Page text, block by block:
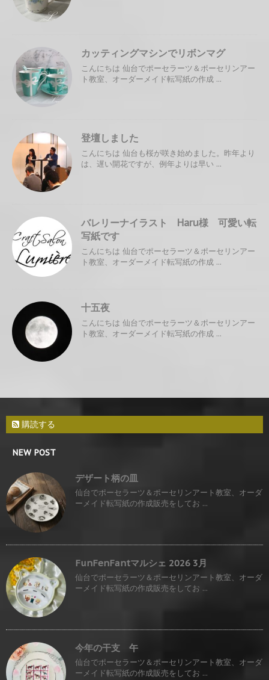
カッティングマシンでリボンマグ
こんにちは 仙台でポーセラーツ＆ポーセリンアー
ト教室、オーダーメイド転写紙の作成 ...
登壇しました
こんにちは 仙台も桜が咲き始めました。昨年より
は、遅い開花ですが、例年よりは早い ...
バレリーナイラスト Haru様 可愛い転
写紙です
こんにちは 仙台でポーセラーツ＆ポーセリンアー
ト教室、オーダーメイド転写紙の作成 ...
十五夜
こんにちは 仙台でポーセラーツ＆ポーセリンアー
ト教室、オーダーメイド転写紙の作成 ...
購読する
NEW POST
デザート柄の皿
仙台でポーセラーツ＆ポーセリンアート教室、オーダ
ーメイド転写紙の作成販売をしてお ...
FunFenFantマルシェ 2026 3月
仙台でポーセラーツ＆ポーセリンアート教室、オーダ
ーメイド転写紙の作成販売をしてお ...
今年の干支 午
仙台でポーセラーツ＆ポーセリンアート教室、オーダ
ーメイド転写紙の作成販売をしてお ...